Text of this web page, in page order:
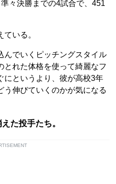
々決勝までの4試合で、451
いる。
でいくピッチングスタイル
とれた体格を使って綺麗なフ
にというより、彼が高校3年
う伸びていくのかが気になる
た投手たち。